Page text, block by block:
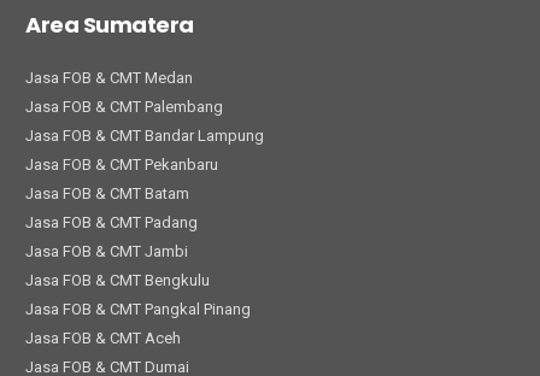
Area Sumatera
Jasa FOB & CMT Medan
Jasa FOB & CMT Palembang
Jasa FOB & CMT Bandar Lampung
Jasa FOB & CMT Pekanbaru
Jasa FOB & CMT Batam
Jasa FOB & CMT Padang
Jasa FOB & CMT Jambi
Jasa FOB & CMT Bengkulu
Jasa FOB & CMT Pangkal Pinang
Jasa FOB & CMT Aceh
Jasa FOB & CMT Dumai